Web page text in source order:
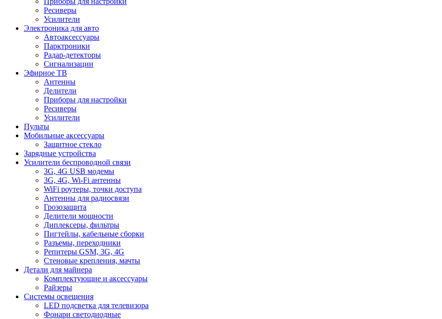
Ресиверы
Усилители
Электроника для авто
Автоаксессуары
Парктроники
Радар-детекторы
Сигнализации
Эфирное ТВ
Антенны
Делители
Приборы для настройки
Ресиверы
Усилители
Пульты
Мобильные аксессуары
Защитное стекло
Зарядные устройства
Усилители беспроводной связи
3G, 4G USB модемы
3G, 4G, Wi-Fi антенны
WiFi роутеры, точки доступа
Антенны для радиосвязи
Грозозащита
Делители мощности
Диплексеры, фильтры
Пигтейлы, кабельные сборки
Разъемы, переходники
Репитеры GSM, 3G, 4G
Стеновые крепления, мачты
Детали для майнера
Комплектующие и аксессуары
Райзеры
Системы освещения
LED подсветка для телевизора
Фонари светодиодные